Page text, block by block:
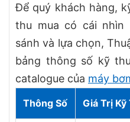
Để quý khách hàng,
thu mua có cái nhìn
sánh và lựa chọn,
bảng thông số kỹ
catalogue của máy
Thông Số Giá Trị Kỹ